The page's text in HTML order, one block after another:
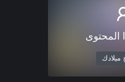
المحتوى
ميلادك